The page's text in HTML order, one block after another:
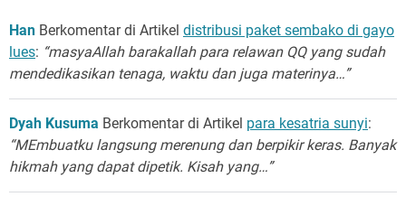
Han Berkomentar di Artikel distribusi paket sembako di gayo
lues: “masyaAllah barakallah para relawan QQ yang sudah
mendedikasikan tenaga, waktu dan juga materinya…”
Dyah Kusuma Berkomentar di Artikel para kesatria sunyi:
“MEmbuatku langsung merenung dan berpikir keras. Banyak
hikmah yang dapat dipetik. Kisah yang…”